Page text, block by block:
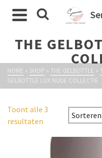
THE
HOME » SHOP » THE GELBOTTLE »
GELBOTTLE LUX NUDE COLLECTIE
Toont alle 3
resultaten